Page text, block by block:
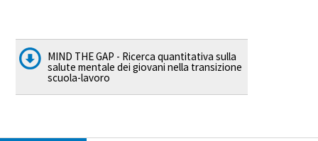
MIND THE GAP - Ricerca quantitativa sulla
salute mentale dei giovani nella transizione
scuola-lavoro